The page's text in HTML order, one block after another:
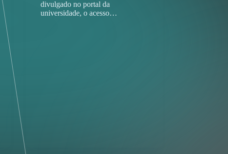
divulgado no portal da
universidade, o acesso…